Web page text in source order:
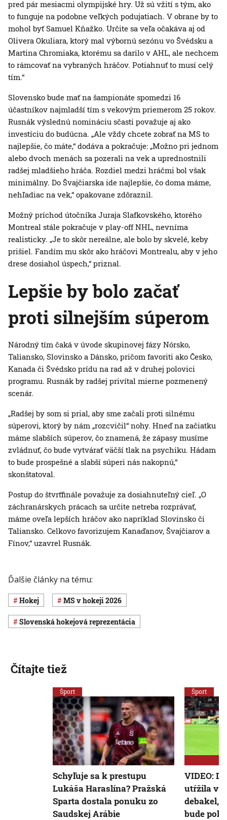
pred pár mesiacmi olympijské hry. Už sú vžití s tým, ako
to funguje na podobne veľkých podujatiach. V obrane by to
mohol byť Samuel Kňažko. Určite sa veľa očakáva aj od
Olivera Okuliara, ktorý mal výbornú sezónu vo Švédsku a
Martina Chromiaka, ktorému sa darilo v AHL, ale nechcem
to rámcovať na vybraných hráčov. Potiahnuť to musí celý
tím.“
Slovensko bude mať na šampionáte spomedzi 16
účastníkov najmladší tím s vekovým priemerom 25 rokov.
Rusnák výslednú nomináciu sčasti považuje aj ako
investíciu do budúcna. „Ale vždy chcete zobrať na MS to
najlepšie, čo máte,“ dodáva a pokračuje: „Možno pri jednom
alebo dvoch menách sa pozerali na vek a uprednostnili
radšej mladšieho hráča. Rozdiel medzi hráčmi bol však
minimálny. Do Švajčiarska ide najlepšie, čo doma máme,
nehľadiac na vek,“ opakovane zdôraznil.
Možný príchod útočníka Juraja Slafkovského, ktorého
Montreal stále pokračuje v play-off NHL, nevníma
realisticky. „Je to skôr nereálne, ale bolo by skvelé, keby
prišiel. Fandím mu skôr ako hráčovi Montrealu, aby v jeho
drese dosiahol úspech,“ priznal.
Lepšie by bolo začať
proti silnejším súperom
Národný tím čaká v úvode skupinovej fázy Nórsko,
Taliansko, Slovinsko a Dánsko, pričom favoriti ako Česko,
Kanada či Švédsko prídu na rad až v druhej polovici
programu. Rusnák by radšej privítal mierne pozmenený
scenár.
„Radšej by som si prial, aby sme začali proti silnému
súperovi, ktorý by nám „rozcvičil“ nohy. Hneď na začiatku
máme slabších súperov, čo znamená, že zápasy musíme
zvládnuť, čo bude vytvárať väčší tlak na psychiku. Hádam
to bude prospešné a slabší súperi nás nakopnú,“
skonštatoval.
Postup do štvrťfinále považuje za dosiahnuteľný cieľ. „O
záchranárskych prácach sa určite netreba rozprávať,
máme oveľa lepších hráčov ako napríklad Slovinsko či
Taliansko. Celkovo favorizujem Kanaďanov, Švajčiarov a
Fínov,“ uzavrel Rusnák.
Ďalšie články na tému:
Hokej MS v hokeji 2026
slovenská hokejová reprezentácia
Čítajte tiež
Šport
Schyľuje sa k prestupu
Lukáša Haraslína? Pražská
Sparta dostala ponuku zo
Saudskej Arábie
Šport
VIDEO:
utŕžila v
debakel,
bude